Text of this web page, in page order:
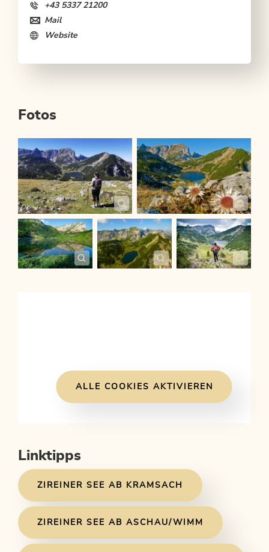
Fotos
ALLE COOKIES AKTIVIEREN
Linktipps
ZIREINER SEE AB KRAMSACH
ZIREINER SEE AB ASCHAU/WIMM
+43 5337 21200
Mail
Website